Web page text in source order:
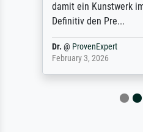
damit ein Kunstwerk
Definitiv den Pre...
Dr.@ ProvenExpert
February 3, 2026